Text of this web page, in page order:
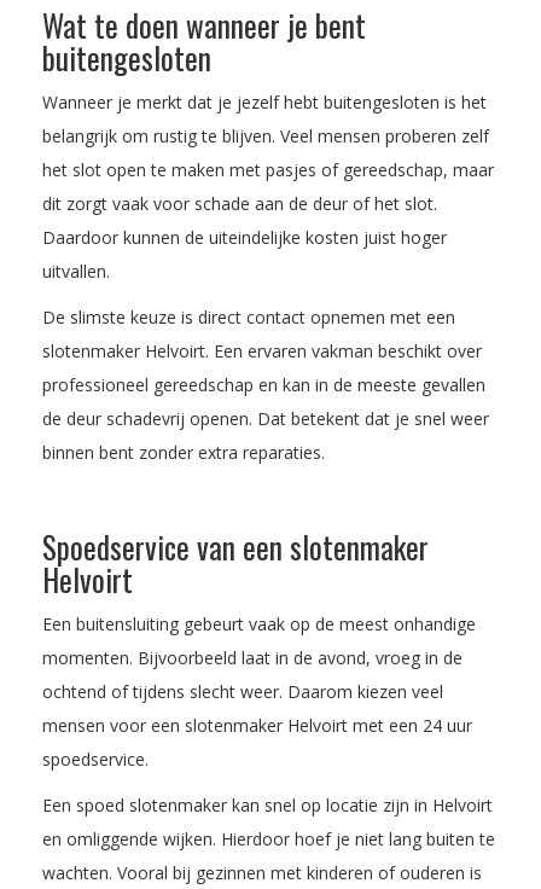
Wat te doen wanneer je bent
buitengesloten
Wanneer je merkt dat je jezelf hebt buitengesloten is het
belangrijk om rustig te blijven. Veel mensen proberen zelf
het slot open te maken met pasjes of gereedschap, maar
dit zorgt vaak voor schade aan de deur of het slot.
Daardoor kunnen de uiteindelijke kosten juist hoger
uitvallen.
De slimste keuze is direct contact opnemen met een
slotenmaker Helvoirt. Een ervaren vakman beschikt over
professioneel gereedschap en kan in de meeste gevallen
de deur schadevrij openen. Dat betekent dat je snel weer
binnen bent zonder extra reparaties.
Spoedservice van een slotenmaker
Helvoirt
Een buitensluiting gebeurt vaak op de meest onhandige
momenten. Bijvoorbeeld laat in de avond, vroeg in de
ochtend of tijdens slecht weer. Daarom kiezen veel
mensen voor een slotenmaker Helvoirt met een 24 uur
spoedservice.
Een spoed slotenmaker kan snel op locatie zijn in Helvoirt
en omliggende wijken. Hierdoor hoef je niet lang buiten te
wachten. Vooral bij gezinnen met kinderen of ouderen is